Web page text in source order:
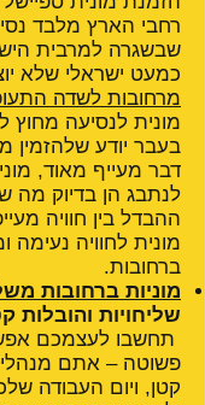
רחבי הארץ מלבד
שבשגרה למרבית
כמעט ישראלי שלא
מרחובות לשדה
מונית לנסיעה מחוץ
בעבר יודע שלהזמין
דבר מעייף מאוד,
לנתבג הן בדיוק מה
ההבדל בין חוויה
מונית לחוויה נעימה
ברחובות.
מוניות ברחובות
שליחויות והובלות
תחשבו לעצמכם
פשוטה – אתם מנהלי
קטן, ויום העבודה